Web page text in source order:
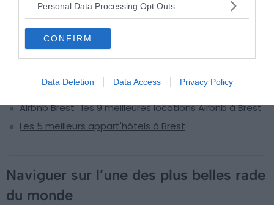
Personal Data Processing Opt Outs
CONFIRM
Data Deletion Data Access Privacy Policy
À lire aussi sur le guide Brest :
7 façons originales de découvrir Brest et ses environs
Airbnb Brest : les 9 meilleures locations Airbnb à Brest
Les 5 meilleurs appart'hôtels à Brest
Naviguer sur l’une des plus belles rade
du monde